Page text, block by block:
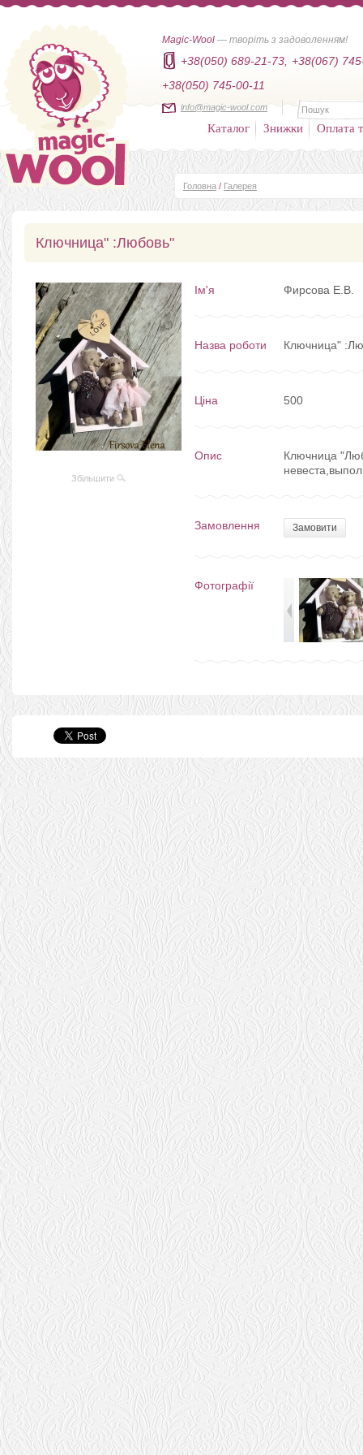
Magic-Wool — творіть з задоволенням!
+38(050) 689-21-73,
+38(067)
+38(050) 745-00-11
info@magic-wool.com
Каталог Знижки Оплата
Головна / Галерея
Ключница" :Любовь"
Збільшити
Ім'я Фирсова Е.В.
Назва роботи Ключница"
Ціна 500
Опис
Ключница
Замовлення Замовити
Фотографії